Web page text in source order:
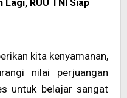
Lagi, RUU TNI Siap
kita kenyamanan,
nilai perjuangan
untuk belajar sangat